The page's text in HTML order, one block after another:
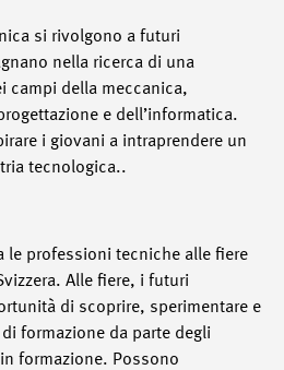
si rivolgono a futuri
nella ricerca di una
campi della meccanica,
e dell’informatica.
i giovani a intraprendere un
tecnologica..
le professioni tecniche alle fiere
Alle fiere, i futuri
di scoprire, sperimentare e
formazione da parte degli
formazione. Possono